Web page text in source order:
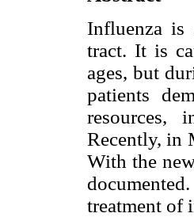
Influenza is
tract. It is
ages, but
patients
resources,
Recently, in
With the
treatment of